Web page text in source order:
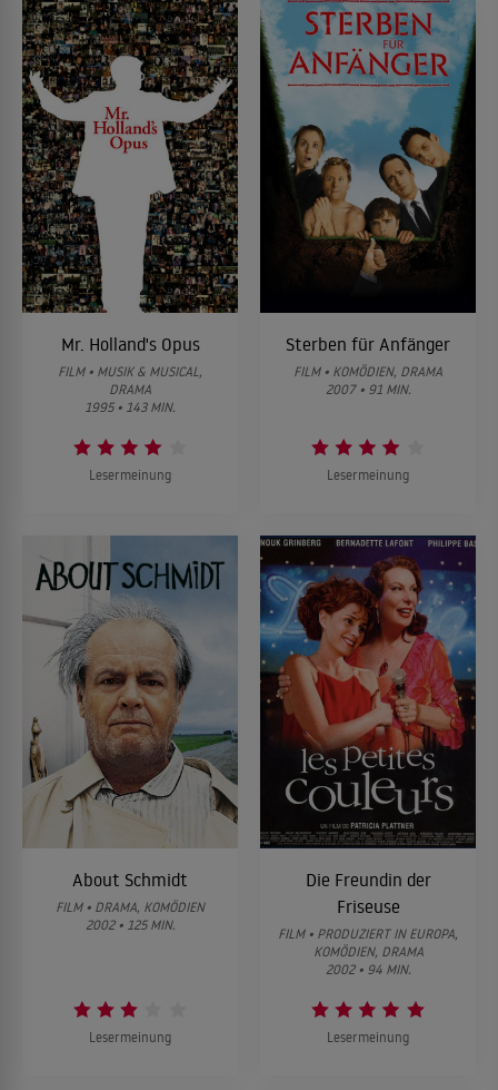
Mr. Holland's Opus
FILM • MUSIK & MUSICAL,
DRAMA
1995 • 143 MIN.
Lesermeinung
Sterben für Anfänger
FILM • KOMÖDIEN, DRAMA
2007 • 91 MIN.
Lesermeinung
About Schmidt
FILM • DRAMA, KOMÖDIEN
2002 • 125 MIN.
Lesermeinung
Die Freundin der
Friseuse
FILM • PRODUZIERT IN EUROPA,
KOMÖDIEN, DRAMA
2002 • 94 MIN.
Lesermeinung